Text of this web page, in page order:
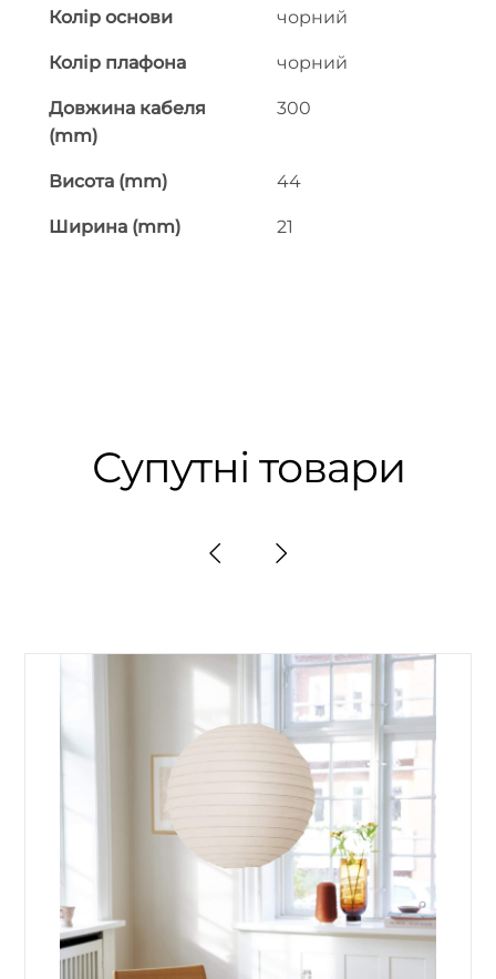
Колір основи чорний
Колір плафона чорний
Довжина кабеля
(mm)
300
Висота (mm) 44
Ширина (mm) 21
Супутні товари